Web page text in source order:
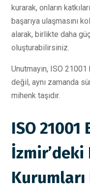
kurarak, onların
başarıya ulaşmasını
alarak, birlikte daha
oluşturabilirsiniz.
Unutmayın, ISO
değil, aynı zamanda
mihenk taşıdır.
ISO
İzmir’deki
Kurumları